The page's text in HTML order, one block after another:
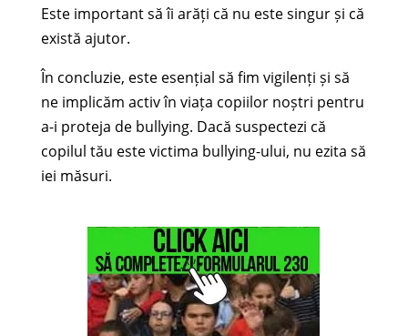
Este important să îi arăți că nu este singur și că
există ajutor.
În concluzie, este esențial să fim vigilenți și să
ne implicăm activ în viața copiilor noștri pentru
a-i proteja de bullying. Dacă suspectezi că
copilul tău este victima bullying-ului, nu ezita să
iei măsuri.